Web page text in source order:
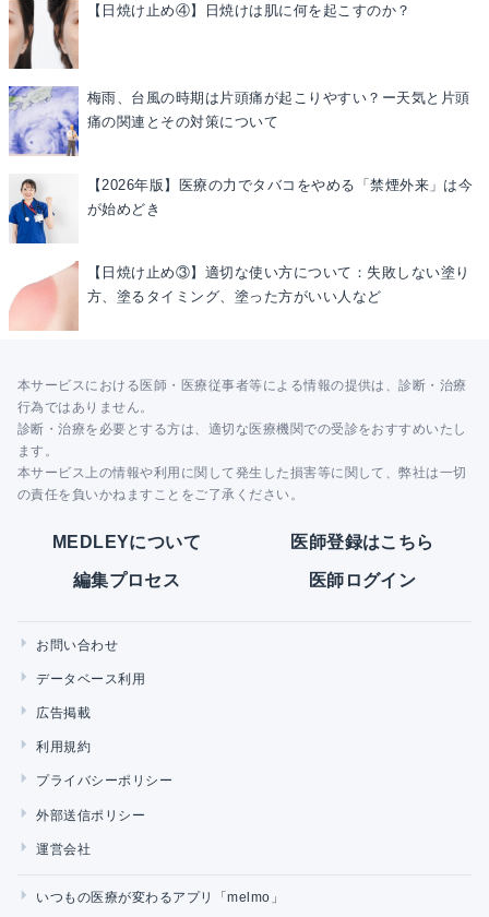
【日焼け止め④】日焼けは肌に何を起こすのか？
梅雨、台風の時期は片頭痛が起こりやすい？ー天気と片頭
痛の関連とその対策について
【2026年版】医療の力でタバコをやめる「禁煙外来」は今
が始めどき
【日焼け止め③】適切な使い方について：失敗しない塗り
方、塗るタイミング、塗った方がいい人など
本サービスにおける医師・医療従事者等による情報の提供は、診断・治療
行為ではありません。
診断・治療を必要とする方は、適切な医療機関での受診をおすすめいたし
ます。
本サービス上の情報や利用に関して発生した損害等に関して、弊社は一切
の責任を負いかねますことをご了承ください。
MEDLEYについて 医師登録はこちら
編集プロセス 医師ログイン
お問い合わせ
データベース利用
広告掲載
利用規約
プライバシーポリシー
外部送信ポリシー
運営会社
いつもの医療が変わるアプリ「melmo」